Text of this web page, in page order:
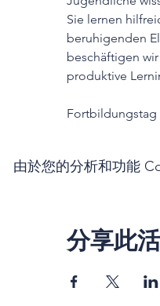
Sie lernen
beruhigenden
beschäftigen
produktive
Fortbildungstag
由於您的分析和功能
分享此